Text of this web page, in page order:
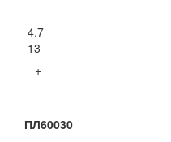
4.7
13
+
ПЛ60030